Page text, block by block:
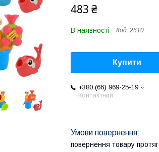
483 ₴
В наявності Код: 2610
Купити
+380 (66) 969-25-19
Контактний
повернення товару